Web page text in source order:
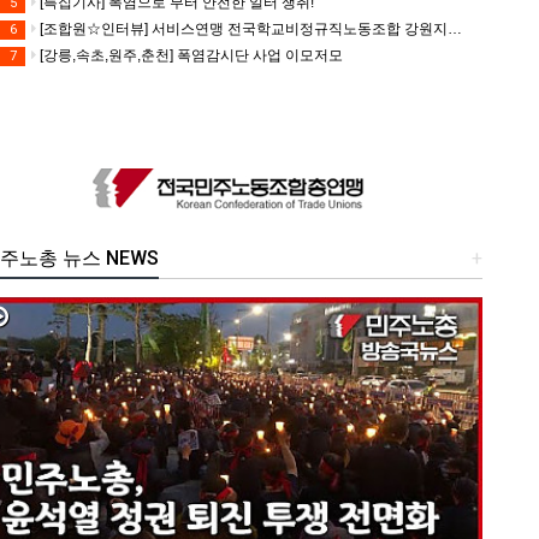
6 [조합원☆인터뷰] 서비스연맹 전국학교비정규직노동조합 강원지부 김유미 춘천지회장
7 [강릉,속초,원주,춘천] 폭염감시단 사업 이모저모
+
노총 뉴스 NEWS